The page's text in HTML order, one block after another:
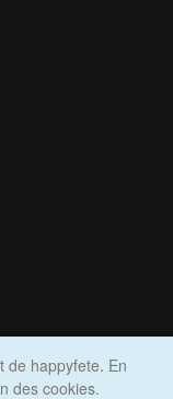
de happyfete. En
des cookies.